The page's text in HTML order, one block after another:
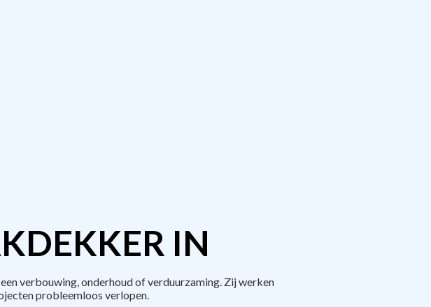
IN
verbouwing, onderhoud of verduurzaming. Zij werken
probleemloos verlopen.